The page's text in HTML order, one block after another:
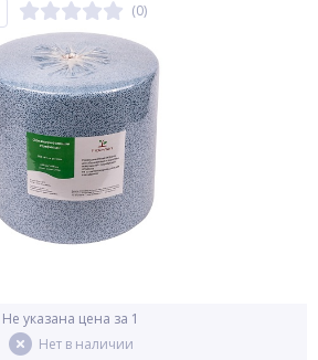
(0)
Не указана цена за 1
Нет в наличии